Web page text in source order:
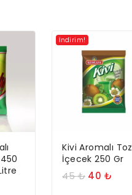
İndirim!
Kivi Aromalı Toz
İçecek 250 Gr
45₺ 40 ₺